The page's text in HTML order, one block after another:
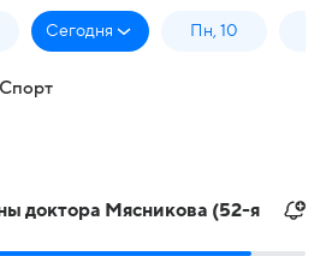
Сегодня Пн, 10
Спорт
доктора Мясникова (52-я